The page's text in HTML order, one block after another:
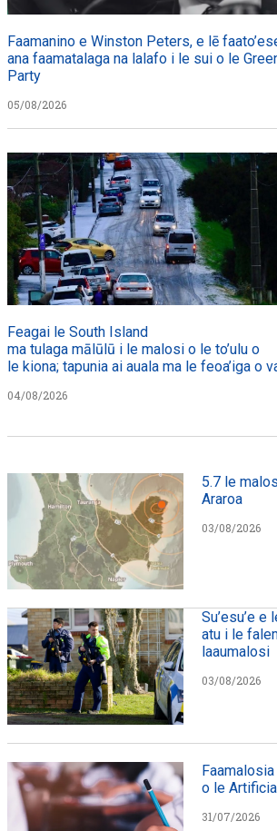
Faamanino e Winston Peters, e lē
ana faamatalaga na lalafo i le sui o le
Party
05/08/2026
Feagai le South Island
ma tulaga mālūlū i le malosi o le to’ulu o
le kiona; tapunia ai auala ma le feoa’iga o
04/08/2026
5.7 le
Araroa
03/08/2026
Su’esu’e
atu i le
laaumalosi
03/08/2026
o le
31/07/2026